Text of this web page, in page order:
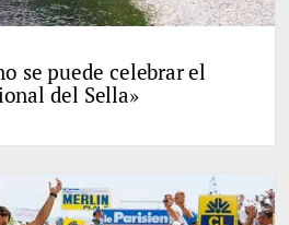
se puede celebrar el
del Sella»